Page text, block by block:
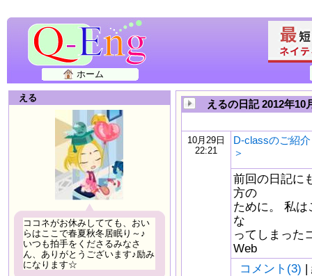
ホーム
える
ココネがお休みしてても、おい
らはここで春夏秋冬居眠り～♪
いつも拍手をくださるみなさ
ん、ありがとうございます♪励み
になります☆
えるの日記 2012年10
10月29日
22:21
D-classのご紹
＞
前回の日記に
方の
ために。 私
な
ってしまった
Web
コメント(3) |